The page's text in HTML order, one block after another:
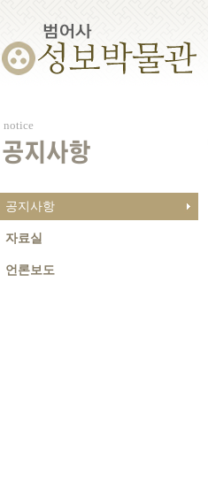
notice
공지사항
공지사항
자료실
언론보도